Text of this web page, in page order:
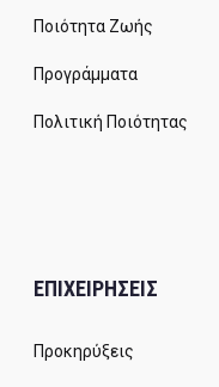
Ποιότητα Ζωής
Προγράμματα
Πολιτική Ποιότητας
ΕΠΙΧΕΙΡΗΣΕΙΣ
Προκηρύξεις